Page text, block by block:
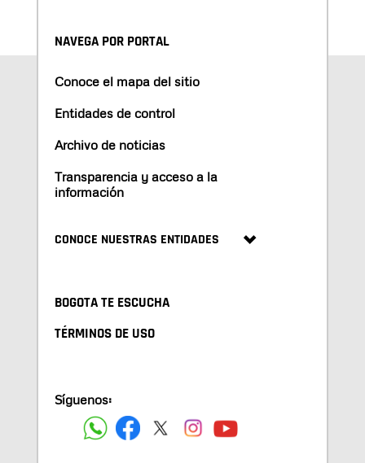
NAVEGA POR PORTAL
Conoce el mapa del sitio
Entidades de control
Archivo de noticias
Transparencia y acceso a la
información
CONOCE NUESTRAS ENTIDADES
BOGOTA TE ESCUCHA
TÉRMINOS DE USO
Síguenos: